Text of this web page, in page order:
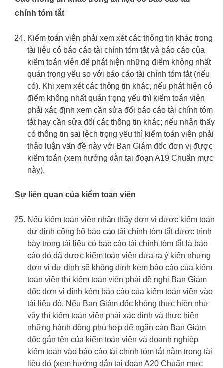
chính tóm tắt
Kiểm toán viên phải xem xét các thông tin khác trong
tài liệu có báo cáo tài chính tóm tắt và báo cáo của
kiểm toán viên để phát hiện những điểm không nhất
quán trọng yếu so với báo cáo tài chính tóm tắt (nếu
có). Khi xem xét các thông tin khác, nếu phát hiện có
điểm không nhất quán trọng yếu thì kiểm toán viên
phải xác định xem cần sửa đổi báo cáo tài chính tóm
tắt hay cần sửa đổi các thông tin khác; nếu nhận thấy
có thông tin sai lệch trọng yếu thì kiểm toán viên phải
thảo luận vấn đề này với Ban Giám đốc đơn vị được
kiểm toán (xem hướng dẫn tại đoạn A19 Chuẩn mực
này).
Sự liên quan của kiểm toán viên
Nếu kiểm toán viên nhận thấy đơn vị được kiểm toán
dự định công bố báo cáo tài chính tóm tắt được trình
bày trong tài liệu có báo cáo tài chính tóm tắt là báo
cáo đó đã được kiểm toán viên đưa ra ý kiến nhưng
đơn vị dự định sẽ không đính kèm báo cáo của kiểm
toán viên thì kiểm toán viên phải đề nghị Ban Giám
đốc đơn vị đính kèm báo cáo của kiểm toán viên vào
tài liệu đó. Nếu Ban Giám đốc không thực hiện như
vậy thì kiểm toán viên phải xác định và thực hiện
những hành động phù hợp để ngăn cản Ban Giám
đốc gắn tên của kiểm toán viên và doanh nghiệp
kiểm toán vào báo cáo tài chính tóm tắt nằm trong tài
liệu đó (xem hướng dẫn tại đoạn A20 Chuẩn mực